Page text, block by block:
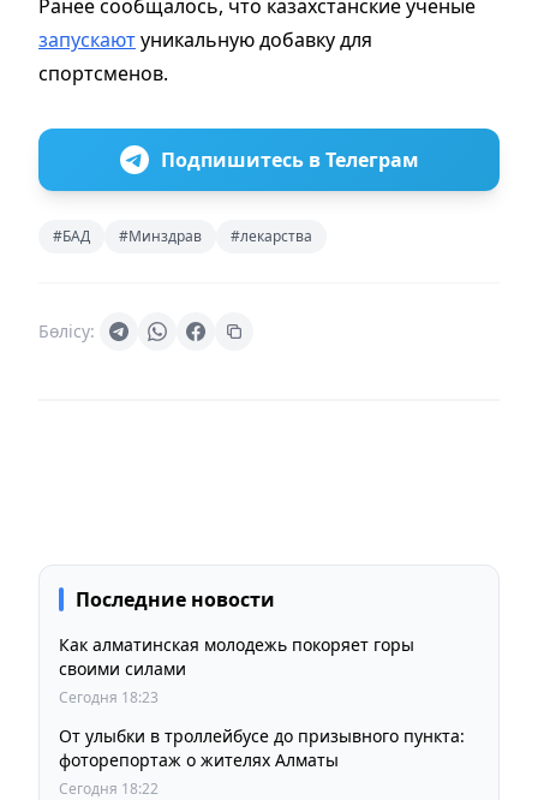
Ранее сообщалось, что казахстанские ученые
запускаютуникальную добавку для
спортсменов.
Подпишитесь в Телеграм
#БАД #Минздрав #лекарства
Бөлісу:
Последние новости
Как алматинская молодежь покоряет горы
своими силами
Сегодня 18:23
От улыбки в троллейбусе до призывного пункта:
фоторепортаж о жителях Алматы
Сегодня 18:22